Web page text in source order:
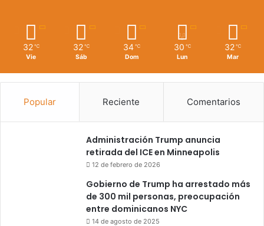
32 ℃
Vie
32 ℃
Sáb
34 ℃
Dom
30 ℃
Lun
32 ℃
Mar
Popular Reciente Comentarios
Administración Trump anuncia
retirada del ICE en Minneapolis
12 de febrero de 2026
Gobierno de Trump ha arrestado más
de 300 mil personas, preocupación
entre dominicanos NYC
14 de agosto de 2025